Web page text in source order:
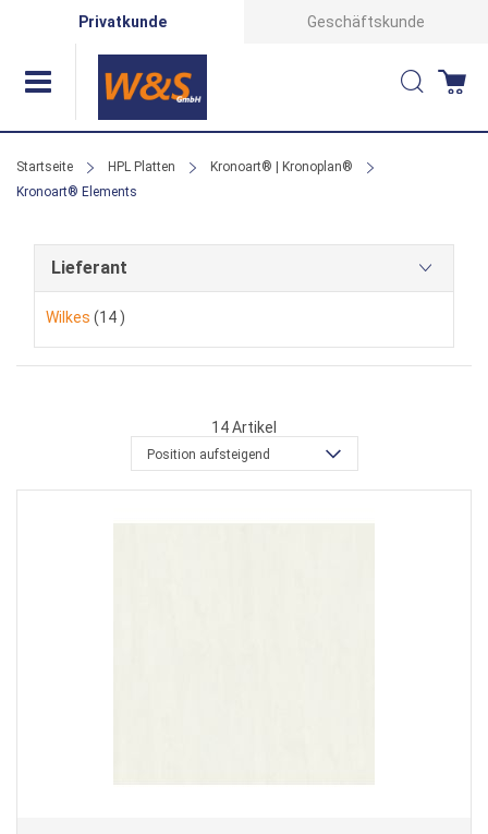
Privatkunde Geschäftskunde
Suche
Startseite HPL Platten
Kronoart® | Kronoplan®
Kronoart® Elements
14Artikel
Position aufsteigend
Lieferant
Wilkes 14Artikel